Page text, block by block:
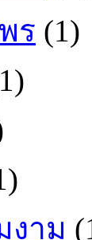
ร (1)
งาม